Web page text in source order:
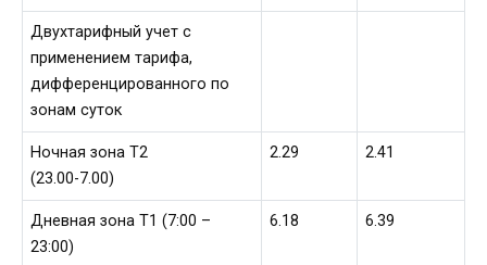
Двухтарифный учет с
применением тарифа,
дифференцированного по
зонам суток
Ночная зона Т2
(23.00-7.00)
2.29 2.41
Дневная зона Т1 (7:00 –
23:00)
6.18 6.39